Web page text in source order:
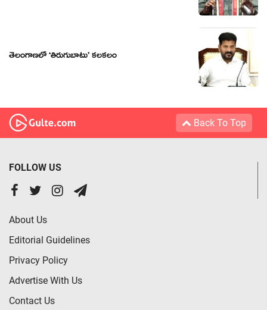
తెలంగాణలో ‘తిరుగుబాటు’ కలకలం
Back To Top
FOLLOW US
About Us
Editorial Guidelines
Privacy Policy
Advertise With Us
Contact Us